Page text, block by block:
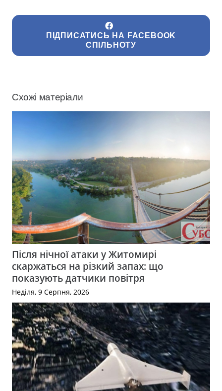
ПІДПИСАТИСЬ НА FACEBOOK
СПІЛЬНОТУ
Схожі матеріали
Після нічної атаки у Житомирі
скаржаться на різкий запах: що
показують датчики повітря
Неділя, 9 Серпня, 2026